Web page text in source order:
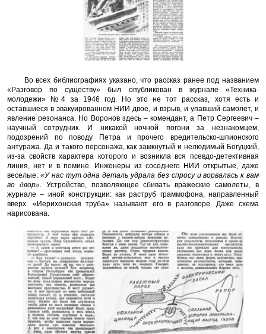
Во всех библиографиях указано, что рассказ ранее под названием
«Разговор по существу» был опубликован в журнале «Техника-
молодежи» №4 за 1946 год. Но это не тот рассказ, хотя есть и
оставшиеся в эвакуированном НИИ двое, и взрыв, и упавший самолет, и
явление резонанса. Но Воронов здесь – комендант, а Петр Сергеевич –
научный сотрудник. И никакой ночной погони за незнакомцем,
подозрений по поводу Петра и прочего вредительско-шпионского
антуража. Да и такого персонажа, как замкнутый и нелюдимый Богуцкий,
из-за свойств характера которого и возникла вся псевдо-детективная
линия, нет и в помине. Инженеры из соседнего НИИ открытые, даже
веселые: «У нас тут одна деталь удрала без спросу и ворвалась к вам
во двор». Устройство, позволяющее сбивать вражеские самолеты, в
журнале – иной конструкции: как раструб граммофона, направленный
вверх. «Иерихонская труба» называют его в разговоре. Даже схема
нарисована.